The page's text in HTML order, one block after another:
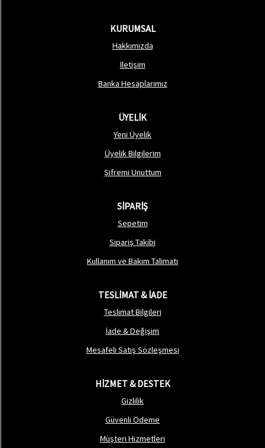
KURUMSAL
Hakkımızda
İletişim
Banka Hesaplarımız
ÜYELİK
Yeni Üyelik
Üyelik Bilgilerim
Şifremi Unuttum
SİPARİŞ
Sepetim
Sipariş Takibi
Kullanım ve Bakım Talimatı
TESLİMAT & İADE
Teslimat Bilgileri
İade & Değişim
Mesafeli Satış Sözleşmesi
HİZMET & DESTEK
Gizlilik
Güvenli Ödeme
Müşteri Hizmetleri